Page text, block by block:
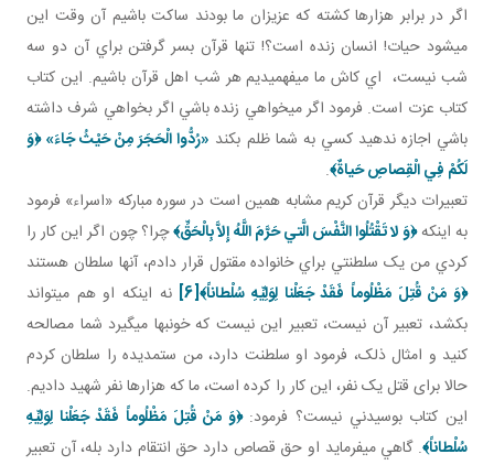
اگر در برابر هزارها کشته که عزيزان ما بودند ساکت باشيم آن وقت اين
مي شود حيات! انسان زنده است؟! تنها قرآن بسر گرفتن براي آن دو سه
شب نيست، اي کاش ما مي فهميديم هر شب اهل قرآن باشيم. اين کتاب
کتاب عزت است. فرمود اگر مي خواهي زنده باشي اگر بخواهي شرف داشته
باشي اجازه ندهيد کسي به شما ظلم بکند «رُدُّوا الْحَجَرَ مِنْ حَيْثُ جَاءَ» ﴿وَ
لَكُمْ فِي الْقِصاصِ حَياةٌ﴾.
تعبيرات ديگر قرآن کريم مشابه همين است در سوره مبارکه «اسراء» فرمود
به اينکه﴿وَ لا تَقْتُلُوا النَّفْسَ الَّتي‏ حَرَّمَ اللَّهُ إِلاَّ بِالْحَقِّ﴾چرا؟ چون اگر اين کار را
کردي من يک سلطنتي براي خانواده مقتول قرار دادم، آنها سلطان هستند
﴿وَ مَنْ قُتِلَ مَظْلُوماً فَقَدْ جَعَلْنا لِوَلِيِّهِ سُلْطاناً﴾[6]
نه اينکه او هم مي تواند
بکشد، تعبير آن نيست، تعبير اين نيست که خون بها مي گيرد شما مصالحه
کنيد و امثال ذلک، فرمود او سلطنت دارد، من ستمديده را سلطان کردم
حالا برای قتل يک نفر، اين کار را کرده است، ما که هزارها نفر شهيد داديم.
اين کتاب بوسيدني نيست؟ فرمود:﴿وَ مَنْ قُتِلَ مَظْلُوماً فَقَدْ جَعَلْنا لِوَلِيِّهِ
سُلْطاناً﴾. گاهي مي فرمايد او حق قصاص دارد حق انتقام دارد بله، آن تعبير